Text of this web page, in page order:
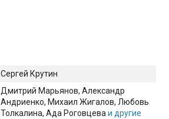
Сергей Крутин
Дмитрий Марьянов, Александр
Андриенко, Михаил Жигалов, Любовь
Толкалина, Ада Роговцеваи другие